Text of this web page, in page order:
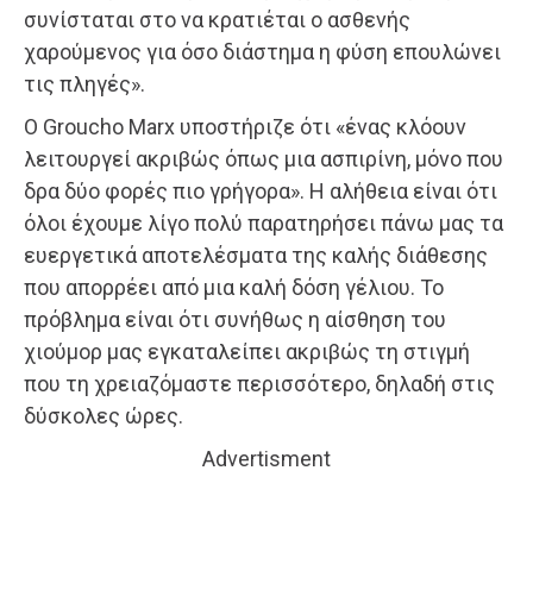
συνίσταται στο να κρατιέται ο ασθενής
χαρούμενος για όσο διάστημα η φύση επουλώνει
τις πληγές».
Ο Groucho Marx υποστήριζε ότι «ένας κλόουν
λειτουργεί ακριβώς όπως μια ασπιρίνη, μόνο που
δρα δύο φορές πιο γρήγορα». Η αλήθεια είναι ότι
όλοι έχουμε λίγο πολύ παρατηρήσει πάνω μας τα
ευεργετικά αποτελέσματα της καλής διάθεσης
που απορρέει από μια καλή δόση γέλιου. Το
πρόβλημα είναι ότι συνήθως η αίσθηση του
χιούμορ μας εγκαταλείπει ακριβώς τη στιγμή
που τη χρειαζόμαστε περισσότερο, δηλαδή στις
δύσκολες ώρες.
Advertisment